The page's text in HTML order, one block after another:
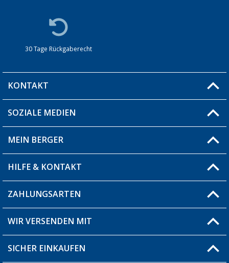
30 Tage Rückgaberecht
KONTAKT
Du hast eine Frage?
Filiale finden
SOZIALE MEDIEN
MEIN BERGER
Blog
Produkttester
Über uns
HILFE & KONTAKT
Fragen & Antworten / FAQ
Versandinformationen
ZAHLUNGSARTEN
WIR VERSENDEN MIT
SICHER EINKAUFEN